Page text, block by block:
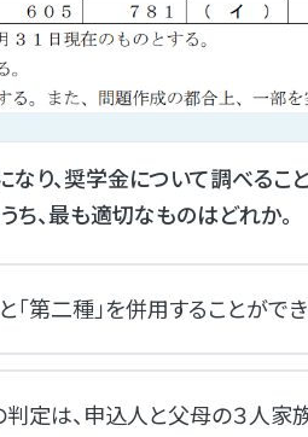
り、奨学金について調べるこ
、最も適切なものはどれか。
「第二種」を併用することができ
定は、申込人と父母の３人家